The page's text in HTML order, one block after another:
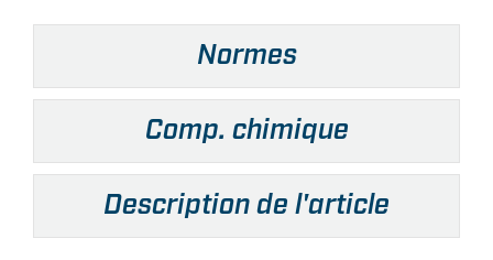
Normes
Comp. chimique
Description de l'article